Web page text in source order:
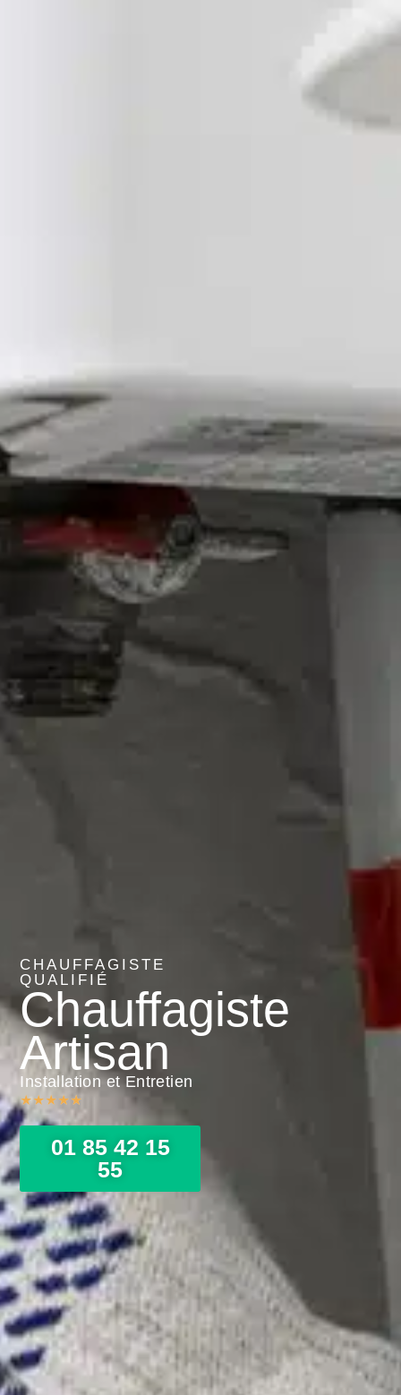
CHAUFFAGISTE
QUALIFIÉ
Chauffagiste
Artisan
Installation et Entretien
★★★★★
01 85 42 15
55